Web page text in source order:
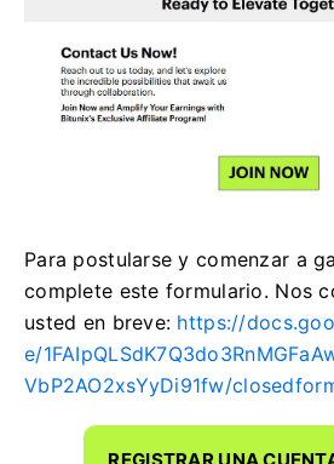
Para postularse y comenzar a
complete este formulario. Nos
usted en breve: https://
e/
VbP2AO2xsYyDi91fw/